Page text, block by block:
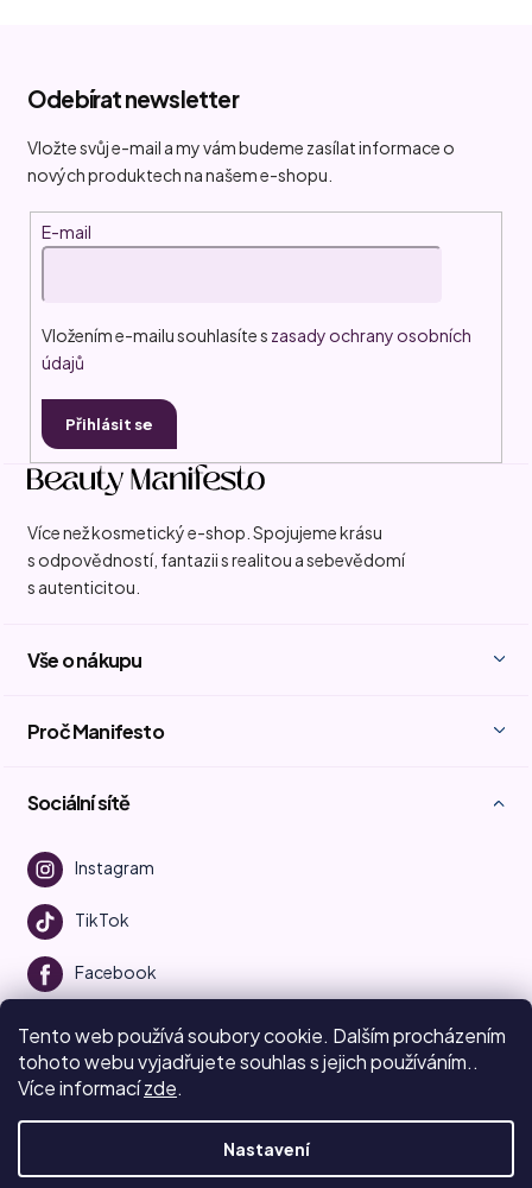
Tento web používá soubory cookie. Dalším procházením
tohoto webu vyjadřujete souhlas s jejich používáním..
Více informacízde.
Nastavení
Odebírat newsletter
Vložte svůj e-mail a my vám budeme zasílat informace o
nových produktech na našem e-shopu.
E-mail
Vložením e-mailu souhlasíte s zasady ochrany osobních
údajů
Přihlásit se
Více než kosmetický e-shop. Spojujeme krásu
s odpovědností, fantazii s realitou a sebevědomí
s autenticitou.
Vše o nákupu
Proč Manifesto
Sociální sítě
Instagram
TikTok
Facebook
Vytvořil Shoptet
Copyright 2026Beauty Manifesto. Všechna práva vyhrazena.